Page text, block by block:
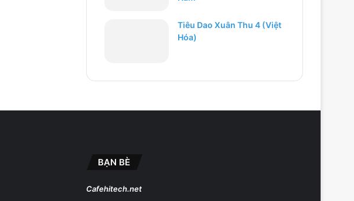
Tiêu Dao Xuân Thu 4 (Việt
Hóa)
BẠN BÈ
Cafehitech.net